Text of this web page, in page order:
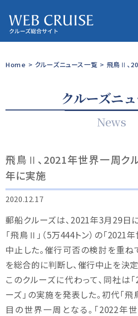
Home > クルーズニュース一覧 > 飛鳥Ⅱ、
クルーズニ
News
飛鳥Ⅱ、2021年世界一周
年に実施
2020.12.17
郵船クルーズは、2021年3月29日
「飛鳥Ⅱ」（5万444トン）の「2021
中止した。催行可否の検討を重ね
を総合的に判断し、催行中止を決定
このクルーズに代わって、同社は
ーズ」の実施を発表した。初代「
目の世界一周となる。「2022年